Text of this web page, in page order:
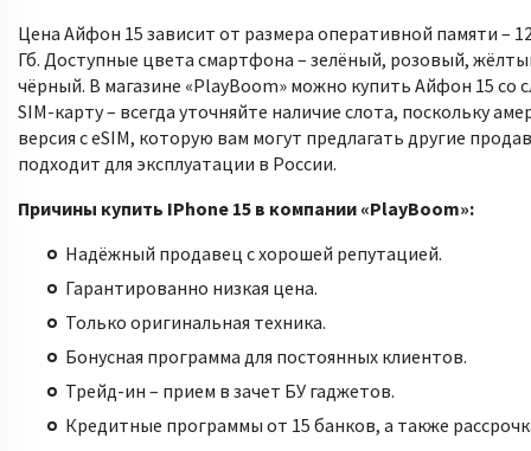
Цена Айфон 15 зависит от размера оперативной памяти –
Гб. Доступные цвета смартфона – зелёный, розовый,
чёрный. В магазине «PlayBoom» можно купить Айфон 15 со
SIM-карту – всегда уточняйте наличие слота, поскольку
версия с eSIM, которую вам могут предлагать другие
подходит для эксплуатации в России.
Причины купить IPhone 15 в компании «PlayBoom»:
Надёжный продавец с хорошей репутацией.
Гарантированно низкая цена.
Только оригинальная техника.
Бонусная программа для постоянных клиентов.
Трейд-ин – прием в зачет БУ гаджетов.
Кредитные программы от 15 банков, а также